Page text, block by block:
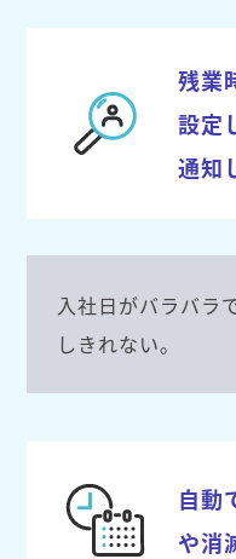
残業
設定
通知
入社日がバラバラ
しきれない。
自動
や消